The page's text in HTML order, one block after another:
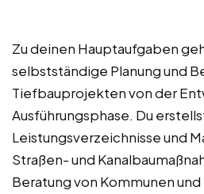
Zu deinen Hauptaufgaben
selbstständige Planung und
Tiefbauprojekten von der
Ausführungsphase. Du
Leistungsverzeichnisse und
Straßen- und
Beratung von Kommunen